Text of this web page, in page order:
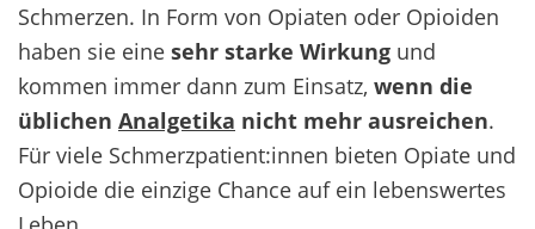
Schmerzen. In Form von Opiaten oder Opioiden
haben sie eine sehr starke Wirkung und
kommen immer dann zum Einsatz, wenn die
üblichen Analgetika nicht mehr ausreichen.
Für viele Schmerzpatient:innen bieten Opiate und
Opioide die einzige Chance auf ein lebenswertes